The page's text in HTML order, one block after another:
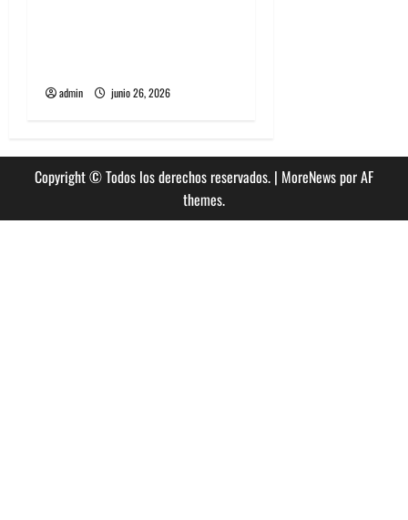
admin junio 26, 2026
Copyright © Todos los derechos reservados. | MoreNewspor AF
themes.